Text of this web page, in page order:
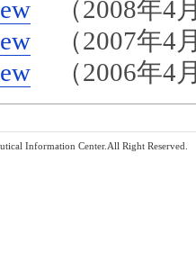
（2008年4
（2007年4
（2006年4
Information Center.All Right Reserved.